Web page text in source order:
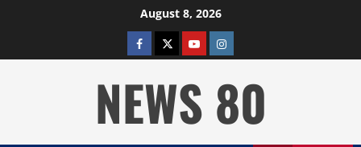
August 8, 2026
facebooktwitterYOUTUBE
instagram
NEWS 80